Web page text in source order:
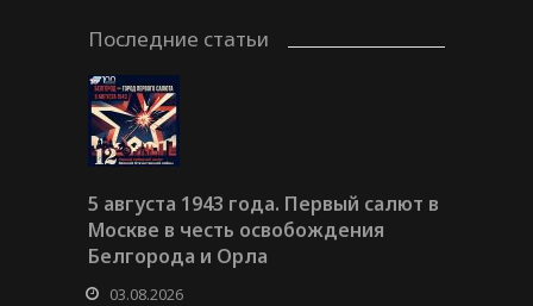
Последние статьи
5 августа 1943 года. Первый салют в
Москве в честь освобождения
Белгорода и Орла
03.08.2026